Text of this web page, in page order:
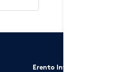
Erento International